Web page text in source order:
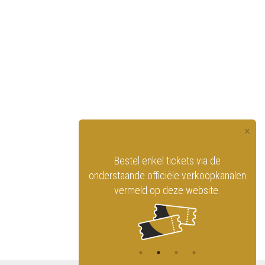
×
Bestel enkel tickets via de
onderstaande officiële verkoopkanalen
vermeld op deze website.